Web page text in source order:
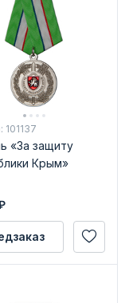
101137
«За защиту
Крым»